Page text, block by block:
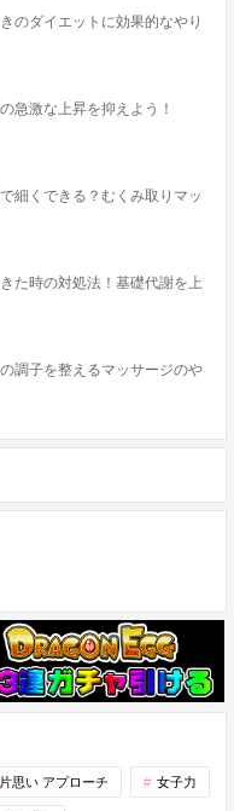
のダイエットに効果的なやり
急激な上昇を抑えよう！
細くできる？むくみ取りマッ
た時の対処法！基礎代謝を上
調子を整えるマッサージのや
片思い アプローチ 女子力